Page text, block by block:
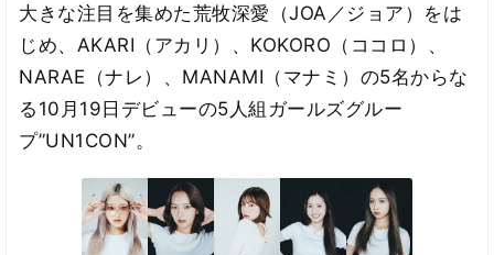
大きな注目を集めた荒牧深愛（JOA／ジョア）をは
じめ、AKARI（アカリ）、KOKORO（ココロ）、
NARAE（ナレ）、MANAMI（マナミ）の5名からな
る10月19日デビューの5人組ガールズグルー
プ”UN1CON”。